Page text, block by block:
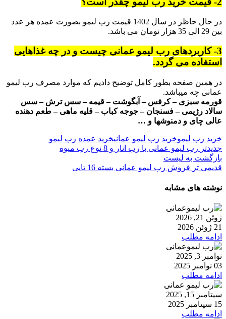
در حال حاظر در سال 1402 قیمت رب لیمو بصورت عمده هر عدد
بین 29 الی 35 هزار تومان می باشد.
3- کاربردهای رب لیمو عمانی چیست و در چه غذاهایی
استفاده می گردد.
در همین صفحه بطور کامل توضیح دادیم که موارد مصرف رب لیمو
عمانی چه میباشد.
قورمه سبزی – کرفس – آبگوشت – قیمه – سس ترش – سس
سالاد رژیمی – فسنجان – جوجه کباب – قلیه ماهی – طعم دهنده
عالی چای و دمنوشها و …
خرید رب لیموخرید رب لیمو عمانیخرید عمده رب لیمو
جدیدتر رب لیمو عمانی با رب انار و 8 نوع رب میوه
بازگشت به لیست
قدیمی تر فروش رب لیمو عمانی بسته 16 تایی
نوشته های مشابه
ژوئن 21, 2026
21 ژوئن 2026
ادامه مطلب
نوامبر 3, 2025
03 نوامبر 2025
ادامه مطلب
سپتامبر 15, 2025
15 سپتامبر 2025
ادامه مطلب